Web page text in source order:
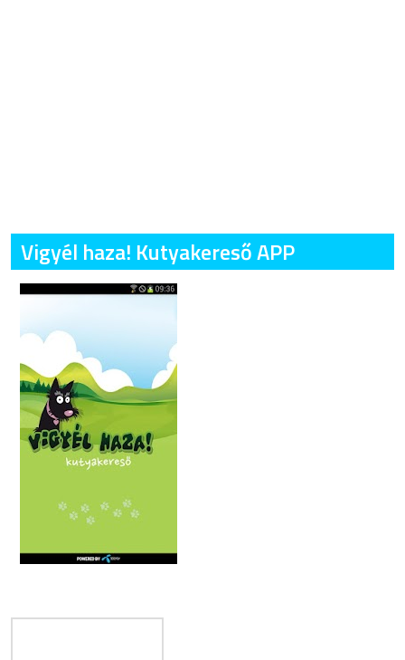
Vigyél haza! Kutyakereső APP